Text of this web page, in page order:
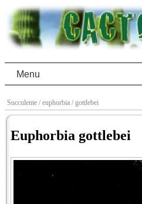
Menu
Succulente / euphorbia / gottlebei
Euphorbia gottlebei